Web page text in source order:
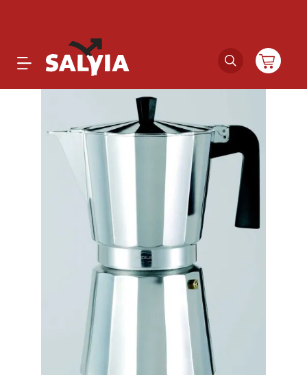
Novedades
Catálogos
Fabricantes